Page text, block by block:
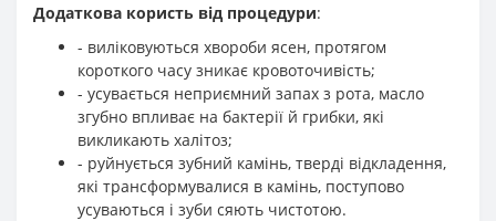
Додаткова користь від процедури:
- виліковуються хвороби ясен, протягом
короткого часу зникає кровоточивість;
- усувається неприємний запах з рота, масло
згубно впливає на бактерії й грибки, які
викликають халітоз;
- руйнується зубний камінь, тверді відкладення,
які трансформувалися в камінь, поступово
усуваються і зуби сяють чистотою.